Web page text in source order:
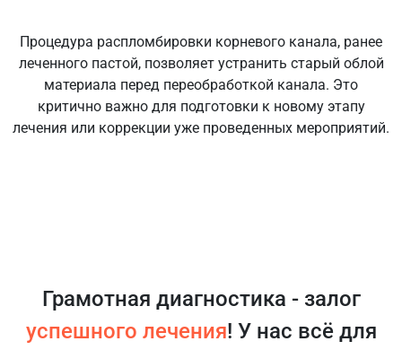
Процедура распломбировки корневого канала, ранее
леченного пастой, позволяет устранить старый облой
материала перед переобработкой канала. Это
критично важно для подготовки к новому этапу
лечения или коррекции уже проведенных мероприятий.
Грамотная диагностика - залог
успешного лечения! У нас всё для